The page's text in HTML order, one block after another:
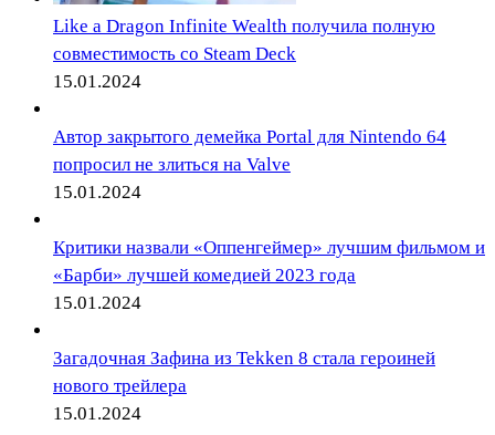
Like a Dragon Infinite Wealth получила полную
совместимость со Steam Deck
15.01.2024
Автор закрытого демейка Portal для Nintendo 64
попросил не злиться на Valve
15.01.2024
Критики назвали «Оппенгеймер» лучшим фильмом и
«Барби» лучшей комедией 2023 года
15.01.2024
Загадочная Зафина из Tekken 8 стала героиней
нового трейлера
15.01.2024